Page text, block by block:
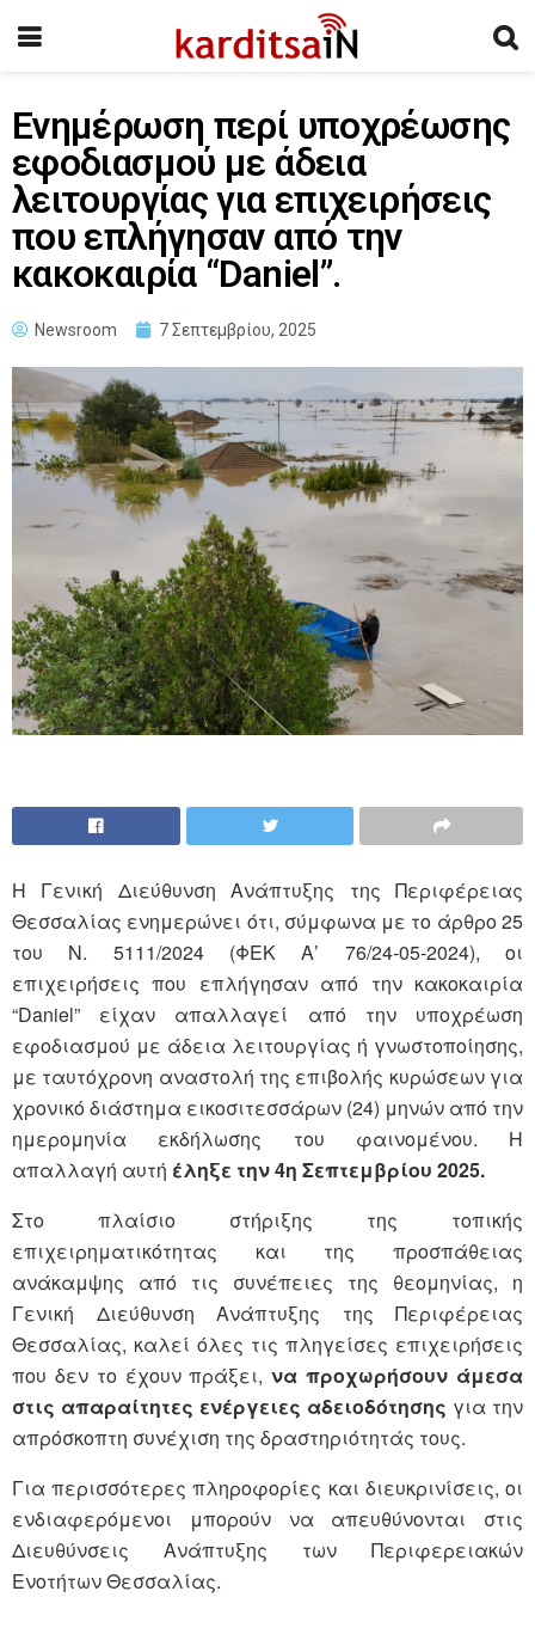
Ενημέρωση περί υποχρέωσης
εφοδιασμού με άδεια
λειτουργίας για επιχειρήσεις
που επλήγησαν από την
κακοκαιρία “Daniel”.
Newsroom 7 Σεπτεμβρίου, 2025
Η Γενική Διεύθυνση Ανάπτυξης της Περιφέρειας
Θεσσαλίας ενημερώνει ότι, σύμφωνα με το άρθρο 25
του Ν. 5111/2024 (ΦΕΚ Α’ 76/24-05-2024), οι
επιχειρήσεις που επλήγησαν από την κακοκαιρία
“Daniel” είχαν απαλλαγεί από την υποχρέωση
εφοδιασμού με άδεια λειτουργίας ή γνωστοποίησης,
με ταυτόχρονη αναστολή της επιβολής κυρώσεων για
χρονικό διάστημα εικοσιτεσσάρων (24) μηνών από την
ημερομηνία εκδήλωσης του φαινομένου. Η
απαλλαγή αυτή έληξε την 4η Σεπτεμβρίου 2025.
Στο πλαίσιο στήριξης της τοπικής
επιχειρηματικότητας και της προσπάθειας
ανάκαμψης από τις συνέπειες της θεομηνίας, η
Γενική Διεύθυνση Ανάπτυξης της Περιφέρειας
Θεσσαλίας, καλεί όλες τις πληγείσες επιχειρήσεις
που δεν το έχουν πράξει,να προχωρήσουν άμεσα
στις απαραίτητες ενέργειες αδειοδότησης για την
απρόσκοπτη συνέχιση της δραστηριότητάς τους.
Για περισσότερες πληροφορίες και διευκρινίσεις, οι
ενδιαφερόμενοι μπορούν να απευθύνονται στις
Διευθύνσεις Ανάπτυξης των Περιφερειακών
Ενοτήτων Θεσσαλίας.